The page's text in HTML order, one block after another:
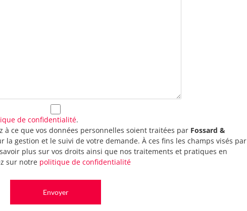
de confidentialité.
à ce que vos données personnelles soient traitées par Fossard &
la gestion et le suivi de votre demande. À ces fins les champs visés par
plus sur vos droits ainsi que nos traitements et pratiques en
sur notre politique de confidentialité
Envoyer